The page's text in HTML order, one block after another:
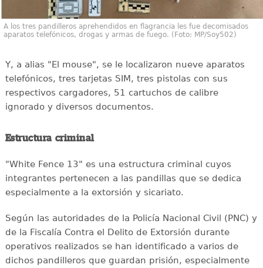
A los tres pandilleros aprehendidos en flagrancia les fue decomisados
aparatos telefónicos, drogas y armas de fuego. (Foto: MP/Soy502)
Y, a alias "El mouse", se le localizaron nueve aparatos
telefónicos, tres tarjetas SIM, tres pistolas con sus
respectivos cargadores, 51 cartuchos de calibre
ignorado y diversos documentos.
Estructura criminal
"White Fence 13" es una estructura criminal cuyos
integrantes pertenecen a las pandillas que se dedica
especialmente a la extorsión y sicariato.
Según las autoridades de la Policía Nacional Civil (PNC) y
de la Fiscalía Contra el Delito de Extorsión durante
operativos realizados se han identificado a varios de
dichos pandilleros que guardan prisión, especialmente